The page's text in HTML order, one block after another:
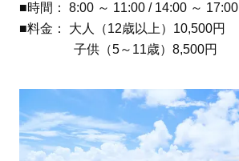
■時間： 8:00 ～ 11:00 / 14:00 ～ 17:00
■料金： 大人（12歳以上）10,500円
子供（5～11歳）8,500円